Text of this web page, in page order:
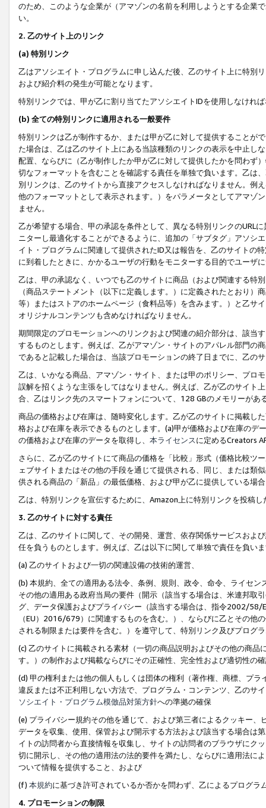
のため、このような企業が（アマゾンの名前を利用しようとする企業
い。
2. 乙のサイト上のリンク
(a) 特別リンク
乙はアソシエイト・プログラムに申し込んだ後、乙のサイト上に特別
および紹介料の発生が可能となります。
特別リンクでは、甲が乙に割り当てたアソシエイトIDを使用しなけれ
(b) 全ての特別リンクに適用される一般要件
特別リンクは乙が制作するか、または甲が乙に対して提供することが
た場合は、乙は乙のサイト上にある当該種類のリンクの表示を中止し
配置、ならびに（乙が制作したか甲が乙に対して提供したかを問わず
切なフォーマットを含むことを確認する責任を単独で負います。乙は
別リンクは、乙のサイトから直接アクセスしなければなりません。例
他のフォーマットとして表示されます。）をパラメータとしてアマゾ
ません。
乙が希望する場合、甲の承認を条件として、異なる特別リンクのURL
ニターし最適化することができるように、追加の「サブタグ」アソシ
イト・プログラムに関連して提供されたID又は報告を、乙のサイトの
に到着したときに、かかるユーザの行動をモニターする目的でユーザ
乙は、甲の承認なく、いつでも乙のサイトに商品（および関連する特
（商品ステートメント（以下に定義します。）に定義されたとおり
等）またはストアのホームページ（食料品等）を含みます。）と乙サ
オリジナルコンテンツも含めなければなりません。
期間限定のプロモーションへのリンクおよび関連の紹介部分は、該当
するものとします。例えば、乙がアマゾン・サイトのアパレル部門の
であると記載した場合は、当該プロモーションの終了日までに、乙の
乙は、いかなる商品、アマゾン・サイト、または甲のポリシー、プロ
誤解を招くような主張をしてはなりません。例えば、乙が乙のサイト
合、乙はリンク先のスマートフォンについて、128 GBのメモリーがあ
商品の価格および在庫は、随時変化します。乙が乙のサイトに掲載し
格および在庫を表示できるものとします。(a)甲が価格および在庫の
の価格および在庫のデータを取得し、 本ライセンスに定めるCreators
さらに、乙が乙のサイトにて商品の価格を「比較」形式（価格比較ツ
ェブサイトまたはその他の手段を通じて提供される、同じ、または類
供される商品の「新品」の最低価格、および甲が乙に提供している場
乙は、特別リンクを宣伝するために、Amazon上に特別リンクを投稿
3. 乙のサイトに対する責任
乙は、乙のサイトに関して、その開発、運営、依存関係サービスおよ
任を負うものとします。例えば、乙は以下に関して単独で責任を負い
(a) 乙のサイトおよび一切の関連設備の技術的運営、
(b) 本規約、全ての適用ある法令、条例、規則、政令、命令、ライセ
その他の適用ある政府当局の要件（開示（該当する場合は、米連邦取
グ、データ保護およびプライバシー（該当する場合は、指令2002/58/
（EU）2016/679）に関連するものを含む。）、ならびに乙とその他
される制限または要件を含む。）を遵守して、特別リンク及びプログ
(c) 乙のサイトに掲載される素材（一切の商品説明およびその他の商
す。）の制作および掲載ならびにその正確性、完全性および適切性の
(d) 甲の権利または他の個人もしくは団体の権利（著作権、商標、プ
違反または不正利用しない方法で、プログラム・コンテンツ、乙のサ
ソシエイト・プログラム模倣品対策方針への準拠の確保
(e) プライバシー規約その他を通じて、および第三者によるクッキー
データを収集、使用、保管および開示する方法および該当する場合は
イトの訪問者から直接情報を収集し、サイトの訪問者のブラウザにク
切に開示し、その他の適用法の法的要件を満たし、ならびに適用法に
ついて情報を提供すること、および
(f) 本規約に基づき許可されているか否かを問わず、乙によるプログ
4. プロモーションの制限